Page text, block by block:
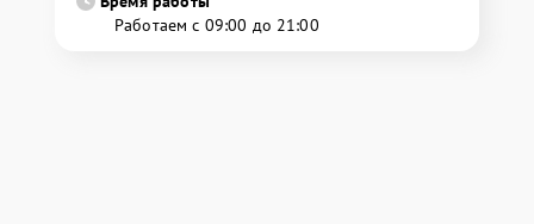
Работаем с 09:00 до 21:00